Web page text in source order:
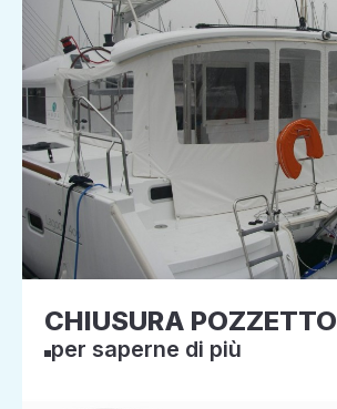
CHIUSURA POZZETTO
per saperne di più